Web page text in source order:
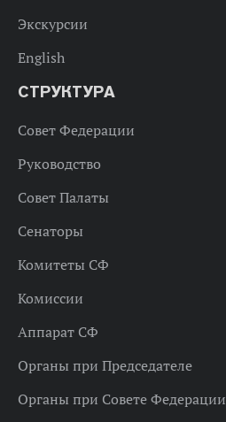
Экскурсии
English
СТРУКТУРА
Совет Федерации
Руководство
Совет Палаты
Сенаторы
Комитеты СФ
Комиссии
Аппарат СФ
Органы при Председателе
Органы при Совете Федерации